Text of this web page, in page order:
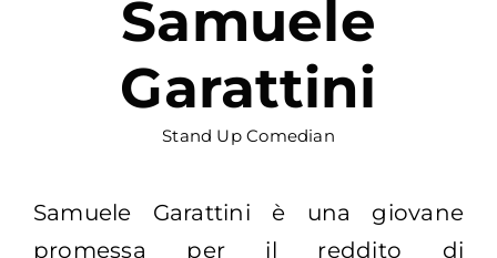
Samuele
Garattini
Stand Up Comedian
Samuele Garattini è una giovane
promessa per il reddito di